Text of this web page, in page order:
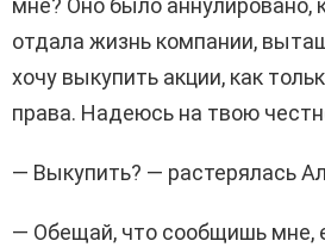
мне? Оно было аннулировано,
отдала жизнь компании,
хочу выкупить акции, как
права. Надеюсь на твою
— Выкупить? — растерялась
— Обещай, что сообщишь мне,